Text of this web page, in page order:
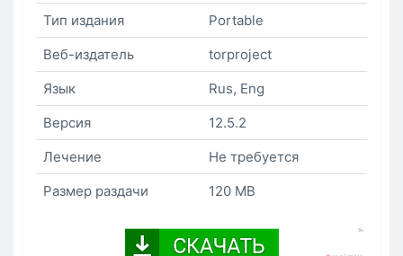
Тип издания
Portable
Веб-издатель
torproject
Язык
Rus, Eng
Версия
12.5.2
Лечение
Не требуется
Размер раздачи
120 MB